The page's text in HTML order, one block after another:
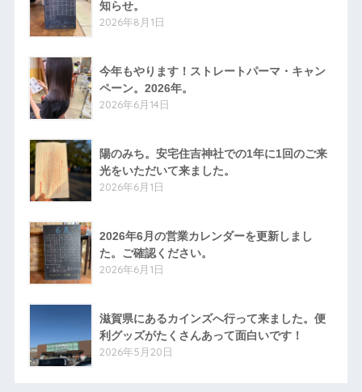
知らせ。
2026年8月1日
今年もやります！ストレートパーマ・キャン
ペーン。2026年。
2026年6月14日
陽のみち。安宅住吉神社での1年に1回のご来
光をいただいて来ました。
2026年6月1日
2026年6月の営業カレンダーを更新しまし
た。ご確認ください。
2026年6月1日
滋賀県にあるカインズへ行って来ました。便
利グッズがたくさんあって面白いです！
2026年5月20日